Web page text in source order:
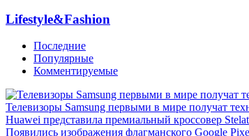
Lifestyle&Fashion
Последние
Популярные
Комментируемые
Телевизоры Samsung первыми в мире получат
Huawei представила премиальный кроссовер
Появились изображения флагманского Google